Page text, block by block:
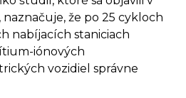
že po 25 cykloch
nabíjacích staniciach
iónových
vozidiel správne